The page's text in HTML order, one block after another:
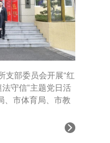
支部委员会开展“红
守信”主题党日活
、市体育局、市教
等十余部门亲临现